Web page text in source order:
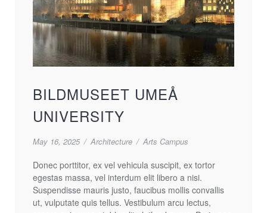
BILDMUSEET UMEÅ
UNIVERSITY
May 16, 2025 / Architecture / Arts Campus
Donec porttitor, ex vel vehicula suscipit, ex tortor
egestas massa, vel interdum elit libero a nisi.
Suspendisse mauris justo, faucibus mollis convallis
ut, vulputate quis tellus. Vestibulum arcu lectus,